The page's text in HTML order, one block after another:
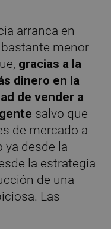
arranca en
bastante menor
gracias a la
dinero en la
de vender a
salvo que
de mercado a
ya desde la
la estrategia
de una
Las